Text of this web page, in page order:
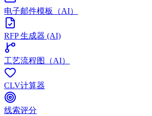
电子邮件模板（AI）
RFP 生成器 (AI)
工艺流程图（AI）
CLV计算器
线索评分